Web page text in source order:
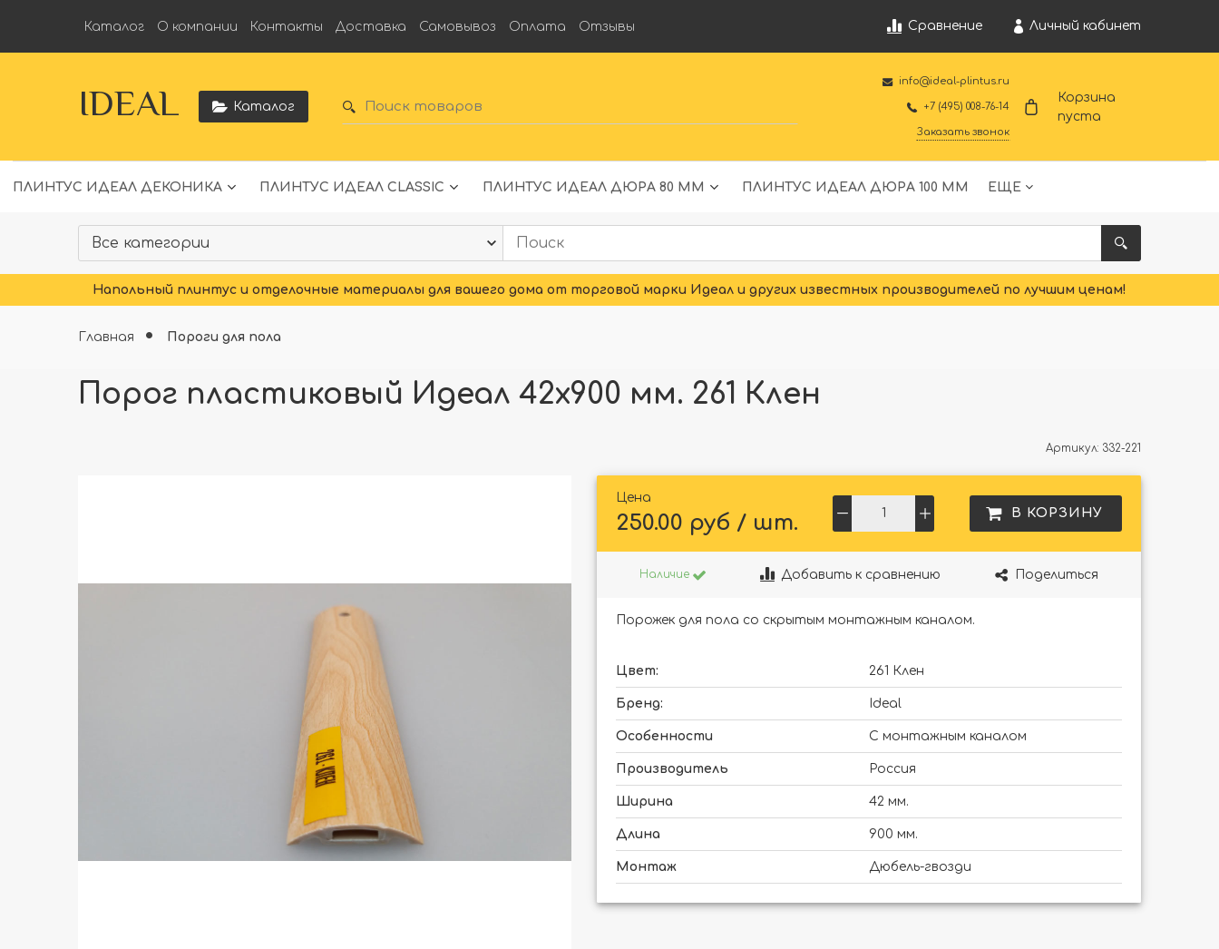
Сравнение Личный кабинет
Каталог О компании Контакты Доставка Самовывоз Оплата Отзывы
IDEAL Каталог
info@ideal-plintus.ru
+7 (495) 008-76-14
Заказать звонок
Корзина
пуста
ПЛИНТУС ИДЕАЛ ДЕКОНИКА ПЛИНТУС ИДЕАЛ CLASSIC ПЛИНТУС ИДЕАЛ ДЮРА 80 ММ ПЛИНТУС ИДЕАЛ ДЮРА 100 ММ ЕЩЕ
Напольный плинтус и отделочные материалы для вашего дома от торговой марки Идеал и других известных производителей по лучшим ценам!
Главная Пороги для пола
Порог пластиковый Идеал 42x900 мм. 261 Клен
Артикул: 332-221
Цена
250.00 руб / шт. В КОРЗИНУ
Наличие Добавить к сравнению Поделиться
Порожек для пола со скрытым монтажным каналом.
Цвет: 261 Клен
Бренд: Ideal
Особенности С монтажным каналом
Производитель Россия
Ширина 42 мм.
Длина 900 мм.
Монтаж Дюбель-гвозди